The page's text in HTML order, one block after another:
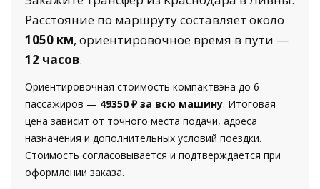
Расстояние по маршруту составляет около
1050 км, ориентировочное время в пути —
12 часов.
Ориентировочная стоимость компактвэна до 6
пассажиров — 49350 ₽ за всю машину. Итоговая
цена зависит от точного места подачи, адреса
назначения и дополнительных условий поездки.
Стоимость согласовывается и подтверждается при
оформлении заказа.